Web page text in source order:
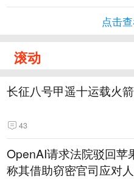
点击
滚动
长征八号甲遥十运载火
43
OpenAI请求法院驳回苹
称其借助窃密官司应对